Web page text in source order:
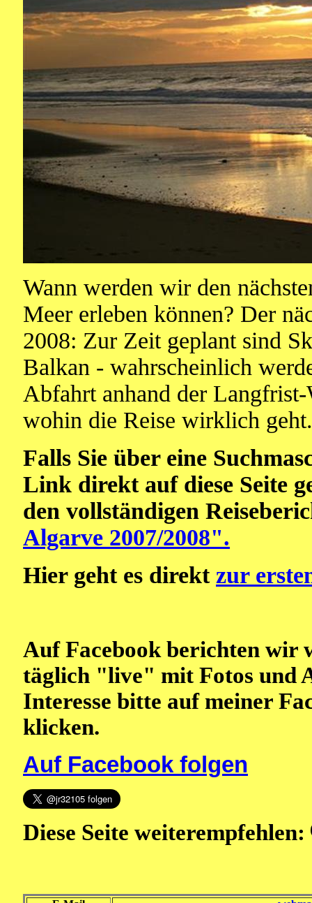
Wann werden wir den
Meer erleben können? Der
2008: Zur Zeit geplant sind
Balkan - wahrscheinlich
Abfahrt anhand der Langfrist-
wohin die Reise wirklich geht.
Falls Sie über eine
Link direkt auf diese Seite
den vollständigen
Algarve 2007/2008".
Hier geht es direkt zur
Auf Facebook berichten wir
täglich "live" mit Fotos und
Interesse bitte auf meiner
klicken.
Auf Facebook folgen
Diese Seite weiterempfehlen: